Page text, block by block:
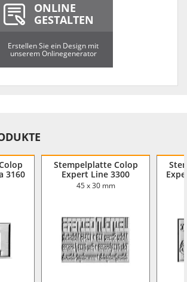
ONLINE
GESTALTEN
Erstellen Sie ein Design mit
unserem Onlinegenerator
3160
Stempelplatte Colop
Expert Line 3300
45 x 30 mm